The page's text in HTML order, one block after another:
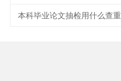
本科毕业论文抽检用什么查重